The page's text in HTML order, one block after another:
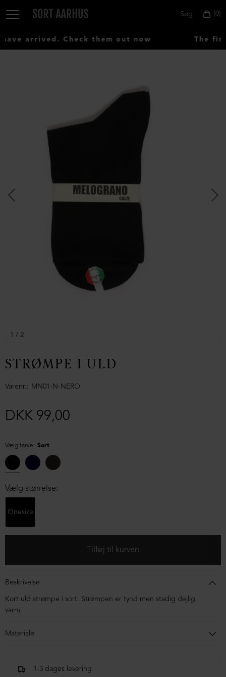
0
Søg
arrived. Check them out now The
1 / 2
STRØMPE I ULD
Varenr. MN01-N-NERO
DKK 99,00
Vælg farve: Sort
Vælg størrelse:
Onesize
Beskrivelse
Kort uld strømpe i sort. Strømpen er tynd men stadig dejlig
varm.
Materiale
1-3 dages levering